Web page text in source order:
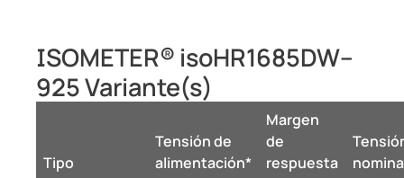
ISOMETER® isoHR1685DW–
925 Variante(s)
Tipo
Tensión de
alimentación*
Margen
de
respuesta